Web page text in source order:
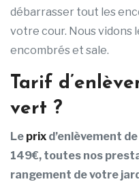
débarrasser tout les
votre cour. Nous vidons
encombrés et sale.
Tarif
vert ?
Le prix d’enlèvement
149€, toutes nos
rangement de votre